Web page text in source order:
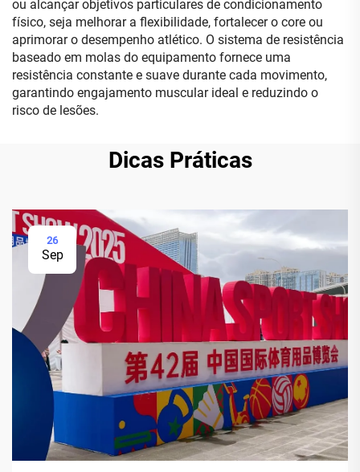
ou alcançar objetivos particulares de condicionamento
físico, seja melhorar a flexibilidade, fortalecer o core ou
aprimorar o desempenho atlético. O sistema de resistência
baseado em molas do equipamento fornece uma
resistência constante e suave durante cada movimento,
garantindo engajamento muscular ideal e reduzindo o
risco de lesões.
Dicas Práticas
26
Sep